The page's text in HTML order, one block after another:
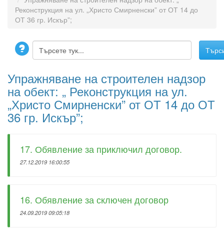
Реконструкция на ул. „Христо Смирненски” от ОТ 14 до
ОТ 36 гр. Искър”;
Упражняване на строителен надзор
на обект: „ Реконструкция на ул.
„Христо Смирненски” от ОТ 14 до ОТ
36 гр. Искър”;
17. Обявление за приключил договор.
27.12.2019 16:00:55
16. Обявление за сключен договор
24.09.2019 09:05:18